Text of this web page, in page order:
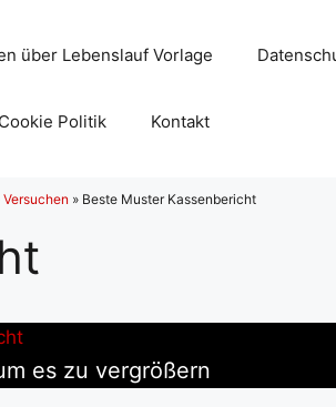
über Lebenslauf Vorlage
Cookie Politik Kontakt
» Beste Muster Kassenbericht
es zu vergrößern